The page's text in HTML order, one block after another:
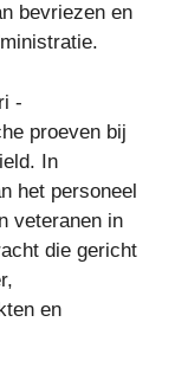
bevriezen en
-
proeven bij
In
het personeel
veteranen in
die gericht
en